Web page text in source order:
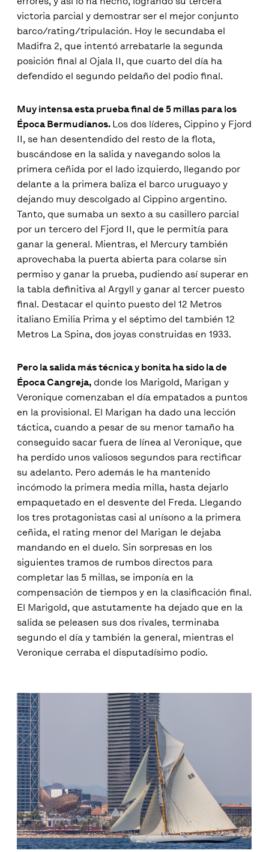
victoria parcial y demostrar ser el mejor conjunto
barco/rating/tripulación. Hoy le secundaba el
Madifra 2, que intentó arrebatarle la segunda
posición final al Ojala II, que cuarto del día ha
defendido el segundo peldaño del podio final.
Muy intensa esta prueba final de 5 millas para los
Época Bermudianos.Los dos líderes, Cippino y Fjord
II, se han desentendido del resto de la flota,
buscándose en la salida y navegando solos la
primera ceñida por el lado izquierdo, llegando por
delante a la primera baliza el barco uruguayo y
dejando muy descolgado al Cippino argentino.
Tanto, que sumaba un sexto a su casillero parcial
por un tercero del Fjord II, que le permitía para
ganar la general. Mientras, el Mercury también
aprovechaba la puerta abierta para colarse sin
permiso y ganar la prueba, pudiendo así superar en
la tabla definitiva al Argyll y ganar al tercer puesto
final. Destacar el quinto puesto del 12 Metros
italiano Emilia Prima y el séptimo del también 12
Metros La Spina, dos joyas construidas en 1933.
Pero la salida más técnica y bonita ha sido la de
Época Cangreja, donde los Marigold, Marigan y
Veronique comenzaban el día empatados a puntos
en la provisional. El Marigan ha dado una lección
táctica, cuando a pesar de su menor tamaño ha
conseguido sacar fuera de línea al Veronique, que
ha perdido unos valiosos segundos para rectificar
su adelanto. Pero además le ha mantenido
incómodo la primera media milla, hasta dejarlo
empaquetado en el desvente del Freda. Llegando
los tres protagonistas casi al unísono a la primera
ceñida, el rating menor del Marigan le dejaba
mandando en el duelo. Sin sorpresas en los
siguientes tramos de rumbos directos para
completar las 5 millas, se imponía en la
compensación de tiempos y en la clasificación final.
El Marigold, que astutamente ha dejado que en la
salida se peleasen sus dos rivales, terminaba
segundo el día y también la general, mientras el
Veronique cerraba el disputadísimo podio.